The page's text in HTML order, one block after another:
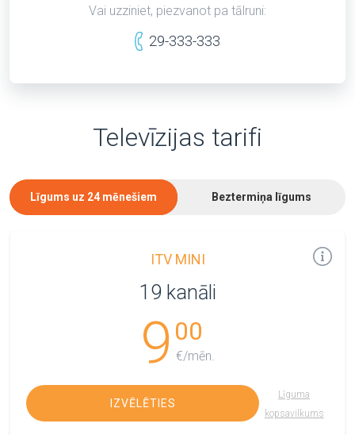
Vai uzziniet, piezvanot pa tālruni:
29-333-333
Televīzijas tarifi
Līgums uz 24 mēnešiem Beztermiņa līgums
ITV MINI
19 kanāli
9 00
€/mēn.
IZVĒLĒTIES
Līguma
kopsavilkums